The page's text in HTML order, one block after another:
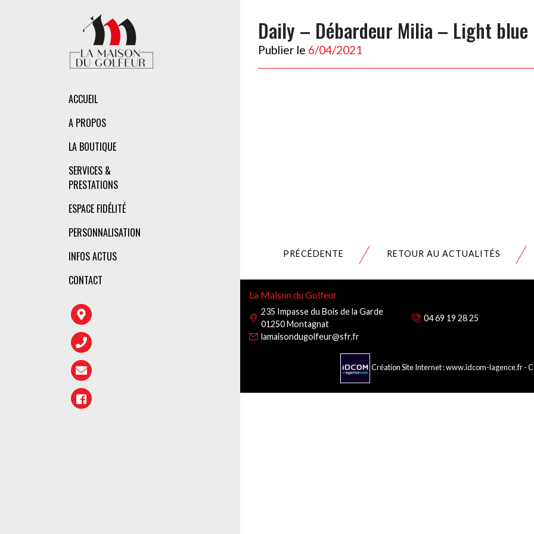
ACCUEIL
A PROPOS
LA BOUTIQUE
SERVICES &
PRESTATIONS
ESPACE FIDÉLITÉ
PERSONNALISATION
INFOS ACTUS
CONTACT
Daily – Débardeur Milia – Light blue
Publier le 6/04/2021
PRÉCÉDENTE RETOUR AU ACTUALITÉS
La Maison du Golfeur
235 Impasse du Bois de la Garde
01250 Montagnat
04 69 19 28 25
lamaisondugolfeur@sfr.fr
Création Site Internet : www.idcom-lagence.fr-